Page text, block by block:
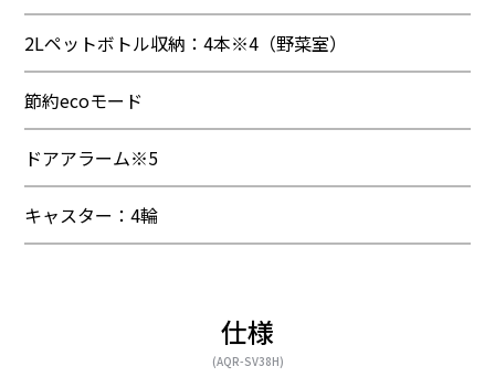
2Lペットボトル収納：4本※4（野菜室）
節約ecoモード
ドアアラーム※5
キャスター：4輪
仕様
(AQR-SV38H)